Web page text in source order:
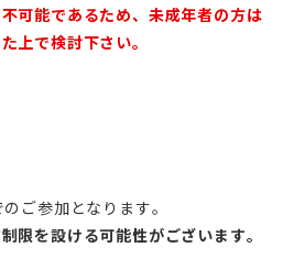
可能であるため、未成年者の方は
上で検討下さい。
ご参加となります。
限を設ける可能性がございます。